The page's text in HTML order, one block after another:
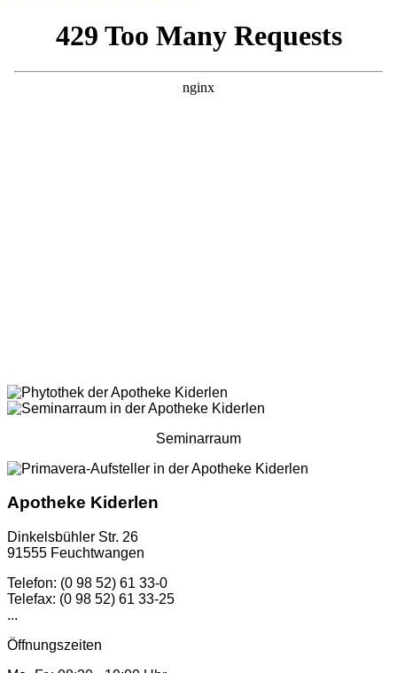
Seminarraum
Apotheke Kiderlen
Dinkelsbühler Str. 26
91555 Feuchtwangen
Telefon: (0 98 52) 61 33-0
Telefax: (0 98 52) 61 33-25
...
Öffnungszeiten